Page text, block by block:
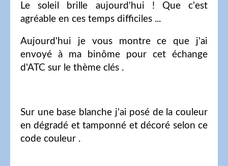
Le soleil brille aujourd'hui ! Que c'est
agréable en ces temps difficiles ...
Aujourd'hui je vous montre ce que j'ai
envoyé à ma binôme pour cet échange
d'ATC sur le thème clés .
Sur une base blanche j'ai posé de la couleur
en dégradé et tamponné et décoré selon ce
code couleur .